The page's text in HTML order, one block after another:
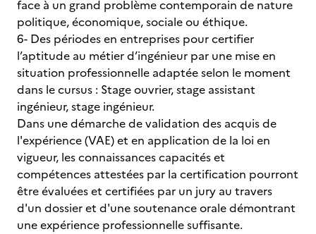
face à un grand problème contemporain de nature
politique, économique, sociale ou éthique.
6- Des périodes en entreprises pour certifier
l’aptitude au métier d’ingénieur par une mise en
situation professionnelle adaptée selon le moment
dans le cursus : Stage ouvrier, stage assistant
ingénieur, stage ingénieur.
Dans une démarche de validation des acquis de
l'expérience (VAE) et en application de la loi en
vigueur, les connaissances capacités et
compétences attestées par la certification pourront
être évaluées et certifiées par un jury au travers
d'un dossier et d'une soutenance orale démontrant
une expérience professionnelle suffisante.